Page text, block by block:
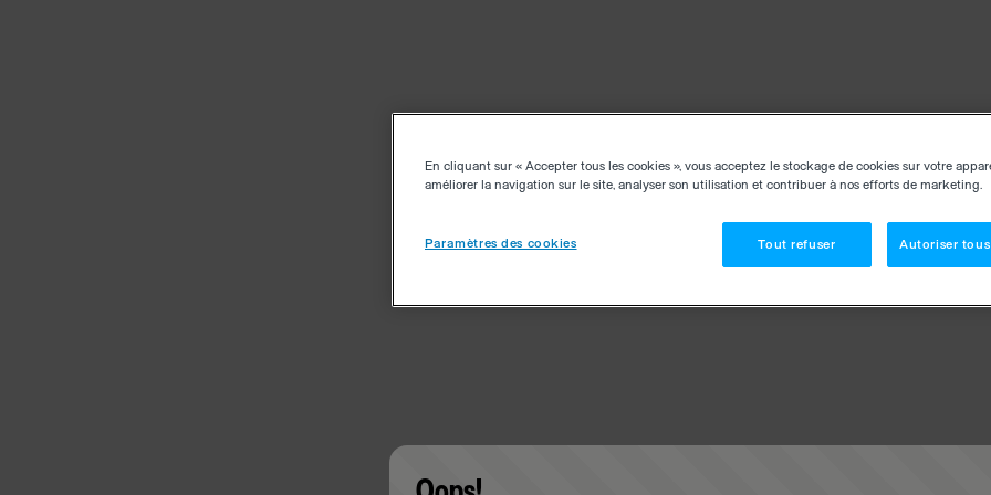
En cliquant sur « Accepter tous les cookies », vous acceptez le stockage de cookies sur votre
améliorer la navigation sur le site, analyser son utilisation et contribuer à nos efforts de marketing.
Paramètres des cookies Tout refuser Autoriser